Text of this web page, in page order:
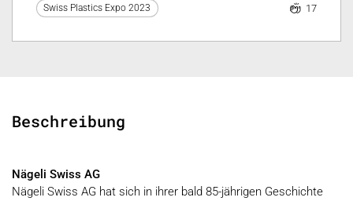
Swiss Plastics Expo 2023 17
Beschreibung
Nägeli Swiss AG
Nägeli Swiss AG hat sich in ihrer bald 85-jährigen Geschichte